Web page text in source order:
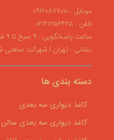
موبایل : ۰۹۱۲۰۸۷۷۰۱۰
تلفن : ۰۲۱۴۱۲۵۶۴۲۵
ساعت پاسخگویی : ۹ صبح تا ۹ شب
نشانی : تهران | شهرکت صنعتی
دسته بندی ها
کاغذ دیواری سه بعدی
کاغذ دیواری سه بعدی سالن